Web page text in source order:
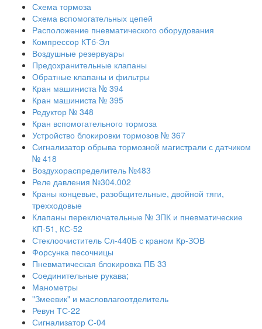
Схема тормоза
Схема вспомогательных цепей
Расположение пневматического оборудования
Компрессор КТб-Эл
Воздушные резервуары
Предохранительные клапаны
Обратные клапаны и фильтры
Кран машиниста № 394
Кран машиниста № 395
Редуктор № 348
Кран вспомогательного тормоза
Устройство блокировки тормозов № 367
Сигнализатор обрыва тормозной магистрали с датчиком
№ 418
Воздухораспределитель №483
Реле давления №304.002
Краны концевые, разобщительные, двойной тяги,
трехходовые
Клапаны переключательные № ЗПК и пневматические
КП-51, КС-52
Стеклоочиститель Сл-440Б с краном Кр-ЗОВ
Форсунка песочницы
Пневматическая блокировка ПБ 33
Соединительные рукава;
Манометры
"Змеевик" и масловлагоотделитель
Ревун ТС-22
Сигнализатор С-04